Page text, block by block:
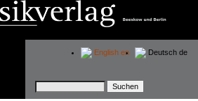
Suchbegriffe
Deutsch de
English en